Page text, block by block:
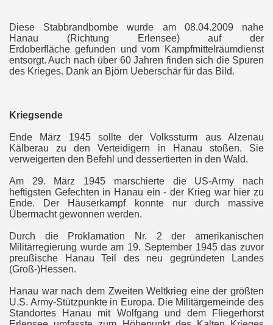
Diese Stabbrandbombe wurde am 08.04.2009 nahe
Hanau (Richtung Erlensee) auf der
Erdoberfläche gefunden und vom Kampfmittelräumdienst
entsorgt. Auch nach über 60 Jahren finden sich die Spuren
des Krieges. Dank an Björn Ueberschär für das Bild.
Kriegsende
Ende März 1945 sollte der Volkssturm aus Alzenau
Kälberau zu den Verteidigern in Hanau stoßen. Sie
verweigerten den Befehl und dessertierten in den Wald.
Am 29. März 1945 marschierte die US-Army nach
heftigsten Gefechten in Hanau ein - der Krieg war hier zu
Ende. Der Häuserkampf konnte nur durch massive
Übermacht gewonnen werden.
Durch die Proklamation Nr. 2 der amerikanischen
Militärregierung wurde am 19. September 1945 das zuvor
preußische Hanau Teil des neu gegründeten Landes
(Groß-)Hessen.
Hanau war nach dem Zweiten Weltkrieg eine der größten
U.S. Army-Stützpunkte in Europa. Die Militärgemeinde des
Standortes Hanau mit Wolfgang und dem Fliegerhorst